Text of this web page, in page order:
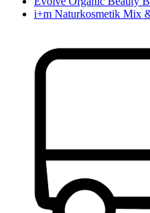
i+m Naturkosmetik Mix